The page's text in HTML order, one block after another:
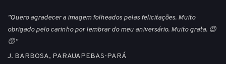
"Quero agradecer a imagem folheados pelas felicitações. Muito
obrigado pelo carinho por lembrar do meu aniversário. Muito grata. 😍
😙"
J. BARBOSA, PARAUAPEBAS-PARÁ